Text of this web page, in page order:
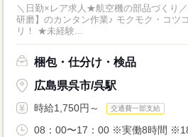
＼日勤×レア求人★航空機の部品づくり
研磨】のカンタン作業♪ モクモク・コツ
リ！ ★未経験...
梱包・仕分け・検品
広島県呉市/呉駅
時給1,750円～ 交通費一部支給
08：00〜17：00 ※実働8時間